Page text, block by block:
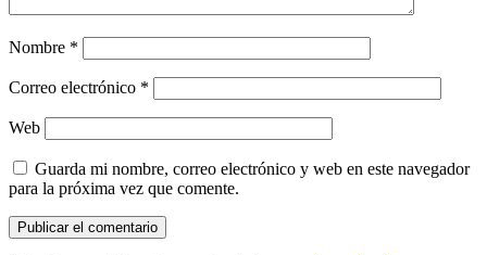
Nombre *
Correo electrónico *
Web
Guarda mi nombre, correo electrónico y web en este navegador
para la próxima vez que comente.